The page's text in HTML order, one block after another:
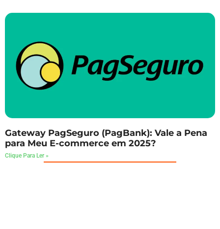
Gateway PagSeguro (PagBank): Vale a Pena
para Meu E-commerce em 2025?
Clique Para Ler »